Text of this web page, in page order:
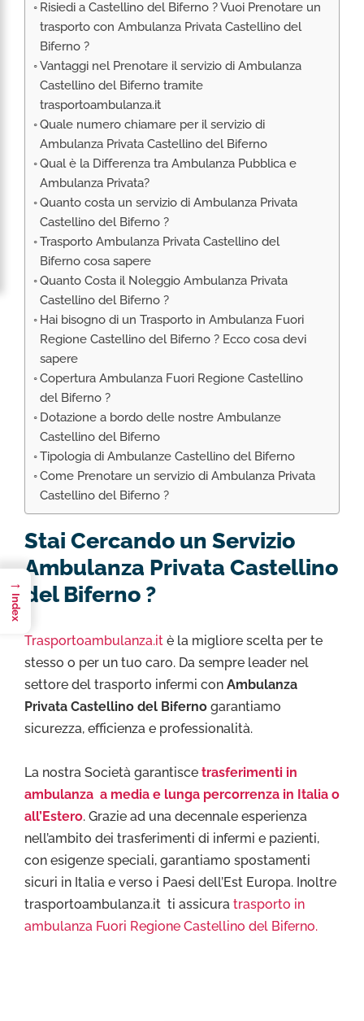
RIMPATRIO SANITARIO ITALIA
AMBULANZA SET CINEMATOGRAFICI
VOLO SANITARIO
TRASPORTO SANITARIO: VOLI DI LINEA,
ELIAMBULANZA ED AMBULANZA
TRASPORTO ECMO O CIRCOLAZIONE
EXTRACORPOREA
TRASPORTO PER NEONATI E PEDIATRICO
Risiedi a Castellino del Biferno ? Vuoi Prenotare un
trasporto con Ambulanza Privata Castellino del
Biferno ?
Vantaggi nel Prenotare il servizio di Ambulanza
Castellino del Biferno tramite
trasportoambulanza.it
Quale numero chiamare per il servizio di
Ambulanza Privata Castellino del Biferno
Qual è la Differenza tra Ambulanza Pubblica e
Ambulanza Privata?
Quanto costa un servizio di Ambulanza Privata
Castellino del Biferno ?
Trasporto Ambulanza Privata Castellino del
Biferno cosa sapere
Quanto Costa il Noleggio Ambulanza Privata
Castellino del Biferno ?
Hai bisogno di un Trasporto in Ambulanza Fuori
Regione Castellino del Biferno ? Ecco cosa devi
sapere
Copertura Ambulanza Fuori Regione Castellino
del Biferno ?
Dotazione a bordo delle nostre Ambulanze
Castellino del Biferno
Tipologia di Ambulanze Castellino del Biferno
Come Prenotare un servizio di Ambulanza Privata
Castellino del Biferno ?
Stai Cercando un Servizio
Ambulanza Privata Castellino
del Biferno ?
Trasportoambulanza.it è la migliore scelta per te
stesso o per un tuo caro. Da sempre leader nel
settore del trasporto infermi con Ambulanza
Privata Castellino del Biferno garantiamo
sicurezza, efficienza e professionalità.
La nostra Società garantisce trasferimenti in
ambulanza a media e lunga percorrenza in Italia o
all’Estero. Grazie ad una decennale esperienza
nell’ambito dei trasferimenti di infermi e pazienti,
con esigenze speciali, garantiamo spostamenti
sicuri in Italia e verso i Paesi dell’Est Europa. Inoltre
trasportoambulanza.it ti assicura trasporto in
ambulanza Fuori Regione Castellino del Biferno.
→
Index